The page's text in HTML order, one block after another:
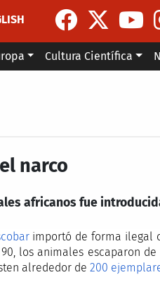
Cultura Científica
narco
africanos fue
importó de forma ilegal
los animales escaparon
alrededor de 200